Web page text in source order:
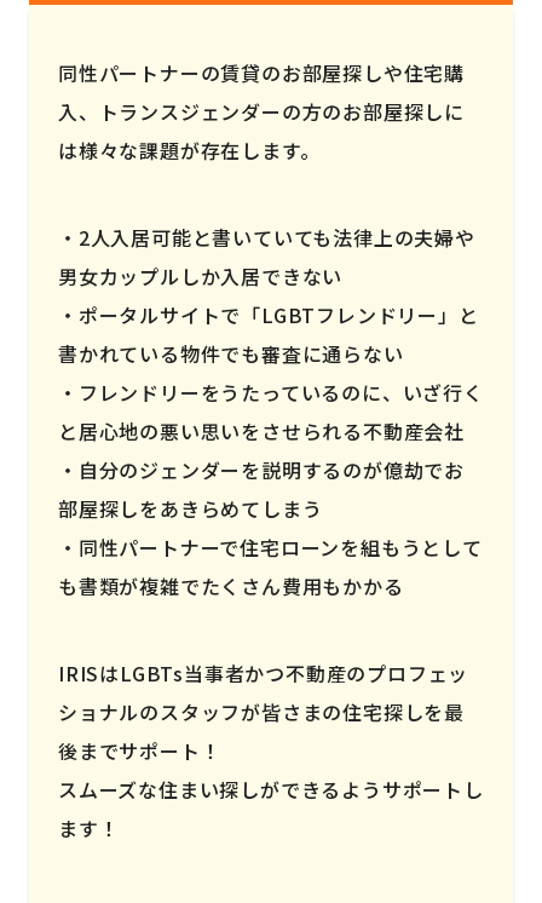
同性パートナーの賃貸のお部屋探しや住宅購
入、トランスジェンダーの方のお部屋探しに
は様々な課題が存在します。
2人入居可能と書いていても法律上の夫婦や
男女カップルしか入居できない
ポータルサイトで「LGBTフレンドリー」と
書かれている物件でも審査に通らない
フレンドリーをうたっているのに、いざ行く
と居心地の悪い思いをさせられる不動産会社
自分のジェンダーを説明するのが億劫でお
部屋探しをあきらめてしまう
同性パートナーで住宅ローンを組もうとして
も書類が複雑でたくさん費用もかかる
IRISはLGBTs当事者かつ不動産のプロフェッ
ショナルのスタッフが皆さまの住宅探しを最
後までサポート！
スムーズな住まい探しができるようサポートし
ます！